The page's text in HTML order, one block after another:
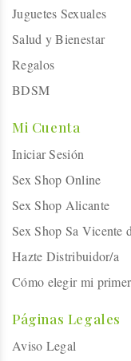
Juguetes Sexuales
Salud y Bienestar
Regalos
BDSM
Mi Cuenta
Iniciar Sesión
Sex Shop Online
Sex Shop Alicante
Sex Shop Sa Vicente
Hazte Distribuidor/a
Cómo elegir mi
Páginas Legales
Aviso Legal